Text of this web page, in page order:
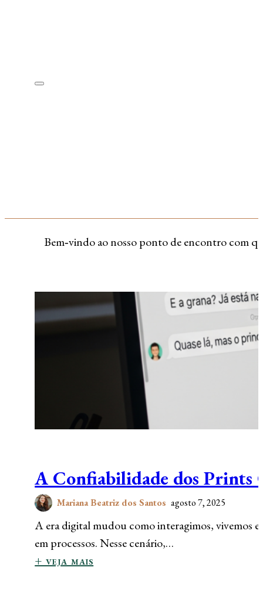
Bem‑vindo ao nosso ponto de encontro com
A Confiabilidade dos Prints
Mariana Beatriz dos Santos agosto 7, 2025
A era digital mudou como interagimos, vivemos
em processos. Nesse cenário,…
+ veja mais